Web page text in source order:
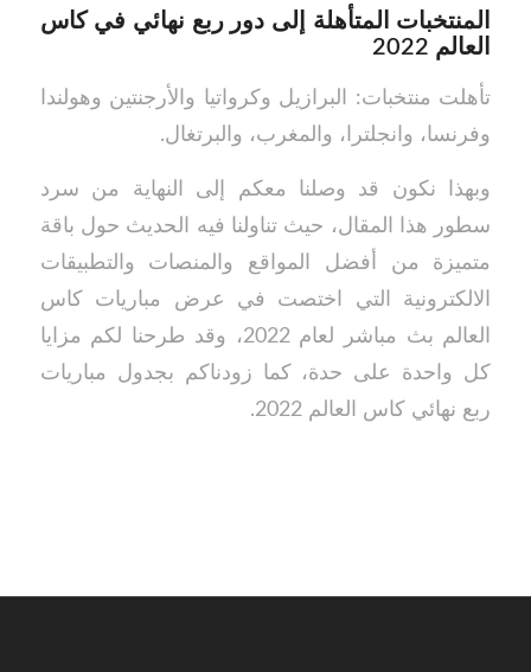
المنتخبات المتأهلة إلى دور ربع نهائي في كاس
العالم 2022
تأهلت منتخبات: البرازيل وكرواتيا والأرجنتين وهولندا
وفرنسا، وانجلترا، والمغرب، والبرتغال.
وبهذا نكون قد وصلنا معكم إلى النهاية من سرد
سطور هذا المقال، حيث تناولنا فيه الحديث حول باقة
متميزة من أفضل المواقع والمنصات والتطبيقات
الالكترونية التي اختصت في عرض مباريات كاس
العالم بث مباشر لعام 2022، وقد طرحنا لكم مزايا
كل واحدة على حدة، كما زودناكم بجدول مباريات
ربع نهائي كاس العالم 2022.